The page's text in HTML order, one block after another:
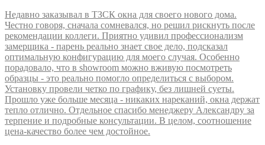
Недавно заказывал в ТЗСК окна для своего нового дома.
Честно говоря, сначала сомневался, но решил рискнуть после
рекомендации коллеги. Приятно удивил профессионализм
замерщика - парень реально знает свое дело, подсказал
оптимальную конфигурацию для моего случая. Особенно
порадовало, что в showroom можно вживую посмотреть
образцы - это реально помогло определиться с выбором.
Установку провели четко по графику, без лишней суеты.
Прошло уже больше месяца - никаких нареканий, окна держат
тепло отлично. Отдельное спасибо менеджеру Александру за
терпение и подробные консультации. В целом, соотношение
цена-качество более чем достойное.